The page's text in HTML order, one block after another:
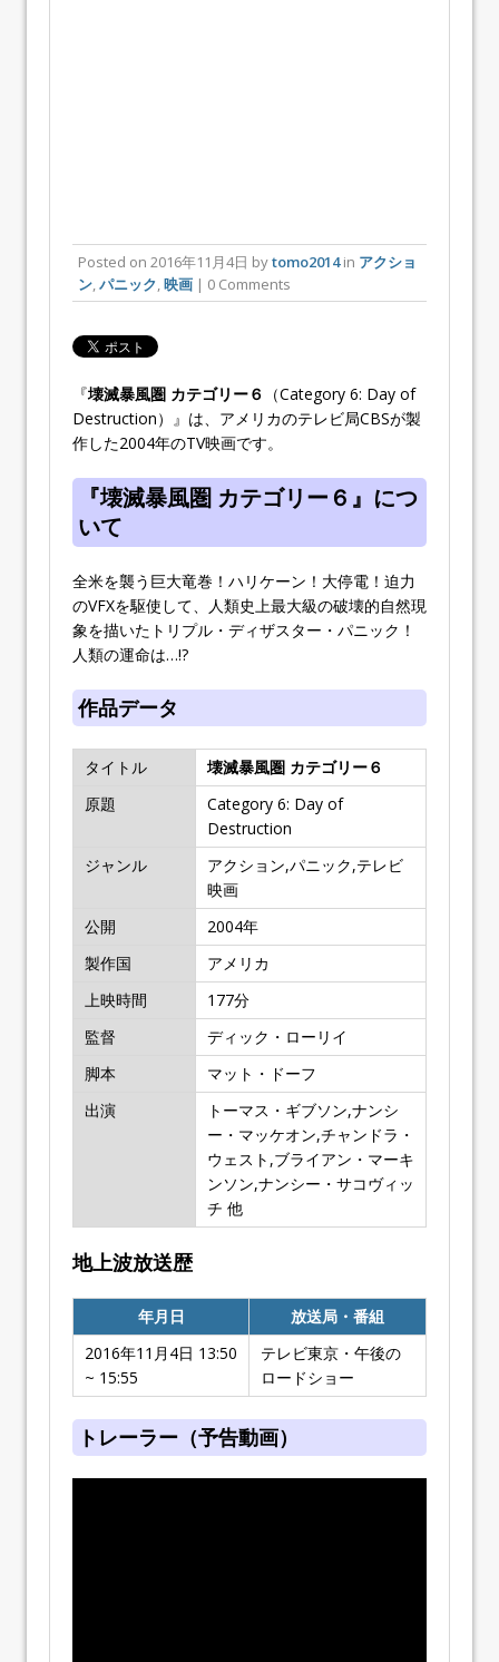
Posted on 2016年11月4日 bytomo2014in アクショ
ン,パニック,映画 | 0 Comments
『壊滅暴風圏 カテゴリー６
（Category 6: Day of
Destruction）』は、アメリカのテレビ局CBSが製
作した2004年のTV映画です。
『壊滅暴風圏 カテゴリー６』につ
いて
全米を襲う巨大竜巻！ハリケーン！大停電！迫力
のVFXを駆使して、人類史上最大級の破壊的自然現
象を描いたトリプル・ディザスター・パニック！
人類の運命は…!?
作品データ
タイトル
壊滅暴風圏 カテゴリー６
原題
Category 6: Day of
Destruction
ジャンル
アクション,パニック,テレビ
映画
公開
2004年
製作国
アメリカ
上映時間
177分
監督
ディック・ローリイ
脚本
マット・ドーフ
出演
トーマス・ギブソン,ナンシ
ー・マッケオン,チャンドラ・
ウェスト,ブライアン・マーキ
ンソン,ナンシー・サコヴィッ
チ 他
地上波放送歴
年月日
放送局・番組
2016年11月4日 13:50
~ 15:55
テレビ東京・午後の
ロードショー
トレーラー（予告動画）